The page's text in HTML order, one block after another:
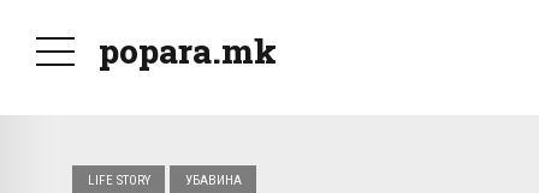
popara.mk
LIFE STORY УБАВИНА